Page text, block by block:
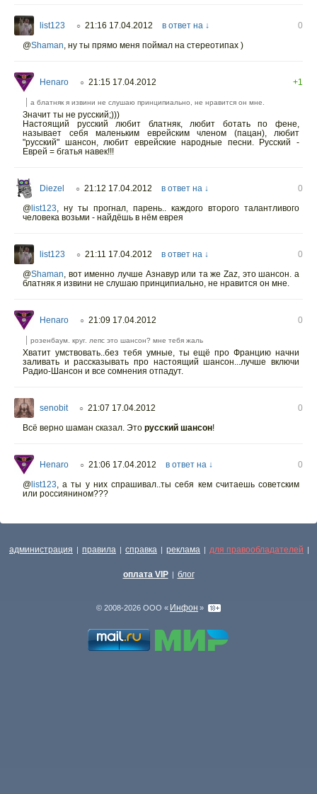
list123 ○ 21:16 17.04.2012 в ответ на ↓
0
@Shaman, ну ты прямо меня поймал на стереотипах )
Henaro ○ 21:15 17.04.2012 +1
а блатняк я извини не слушаю принципиально, не нравится он мне.
Значит ты не русский;)))
Настоящий русский любит блатняк, любит ботать по фене,
называет себя маленьким еврейским членом (пацан), любит
"русский" шансон, любит еврейские народные песни. Русский -
Еврей = бгатья навек!!!
Diezel ○ 21:12 17.04.2012 в ответ на ↓
0
@ list123, ну ты прогнал, парень.. каждого второго талантливого
человека возьми - найдёшь в нём еврея
list123 ○ 21:11 17.04.2012 в ответ на ↓
0
@Shaman, вот именно лучше Азнавур или та же Zaz, это шансон. а
блатняк я извини не слушаю принципиально, не нравится он мне.
Henaro ○ 21:09 17.04.2012 0
розенбаум. круг. лепс это шансон? мне тебя жаль
Хватит умствовать..без тебя умные, ты ещё про Францию начни
заливать и рассказывать про настоящий шансон...лучше включи
Радио-Шансон и все сомнения отпадут.
senobit ○ 21:07 17.04.2012
0
Всё верно шаман сказал. Это русский шансон!
Henaro ○ 21:06 17.04.2012 в ответ на ↓
0
@ list123,а ты у них спрашивал..ты себя кем считаешь советским
или россиянином???
администрация | правила | справка | реклама | для правообладателей |
оплата VIP | блог
© 2008-2026 ООО « Инфон »